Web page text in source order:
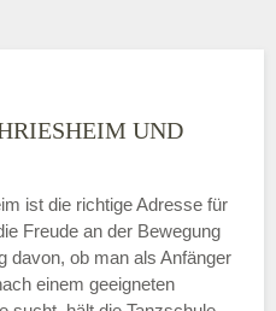
UND
ist die richtige Adresse für
Freude an der Bewegung
davon, ob man als Anfänger
einem geeigneten